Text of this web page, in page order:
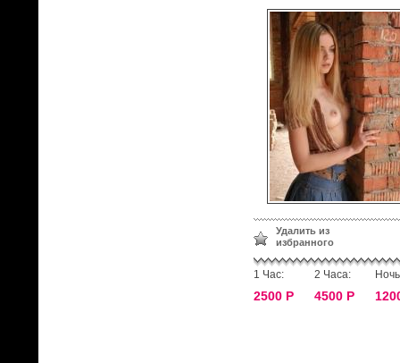
Удалить из
избранного
1 Час:
2500 Р
2 Часа:
4500 Р